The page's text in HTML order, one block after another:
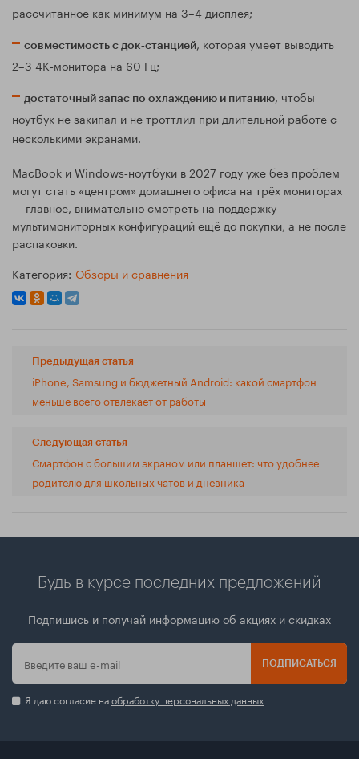
рассчитанное как минимум на 3–4 дисплея;
совместимость с док‑станцией, которая умеет выводить
2–3 4K‑монитора на 60 Гц;
достаточный запас по охлаждению и питанию, чтобы
ноутбук не закипал и не троттлил при длительной работе с
несколькими экранами.
MacBook и Windows‑ноутбуки в 2027 году уже без проблем
могут стать «центром» домашнего офиса на трёх мониторах
— главное, внимательно смотреть на поддержку
мультимониторных конфигураций ещё до покупки, а не после
распаковки.
Категория: Обзоры и сравнения
Предыдущая статья
iPhone, Samsung и бюджетный Android: какой смартфон
меньше всего отвлекает от работы
Следующая статья
Смартфон с большим экраном или планшет: что удобнее
родителю для школьных чатов и дневника
Будь в курсе последних предложений
Подпишись и получай информацию об акциях и скидках
ПОДПИСАТЬСЯ
Я даю согласие наобработку персональных данных